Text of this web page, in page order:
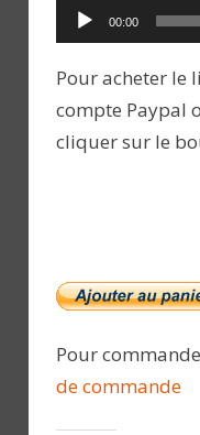
Lecteur
audio
00:00
Pour acheter le
compte Paypal
cliquer sur le
Pour
de commande